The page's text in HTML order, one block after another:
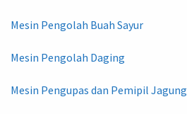
Mesin Pengolah Buah Sayur
Mesin Pengolah Daging
Mesin Pengupas dan Pemipil Jagung